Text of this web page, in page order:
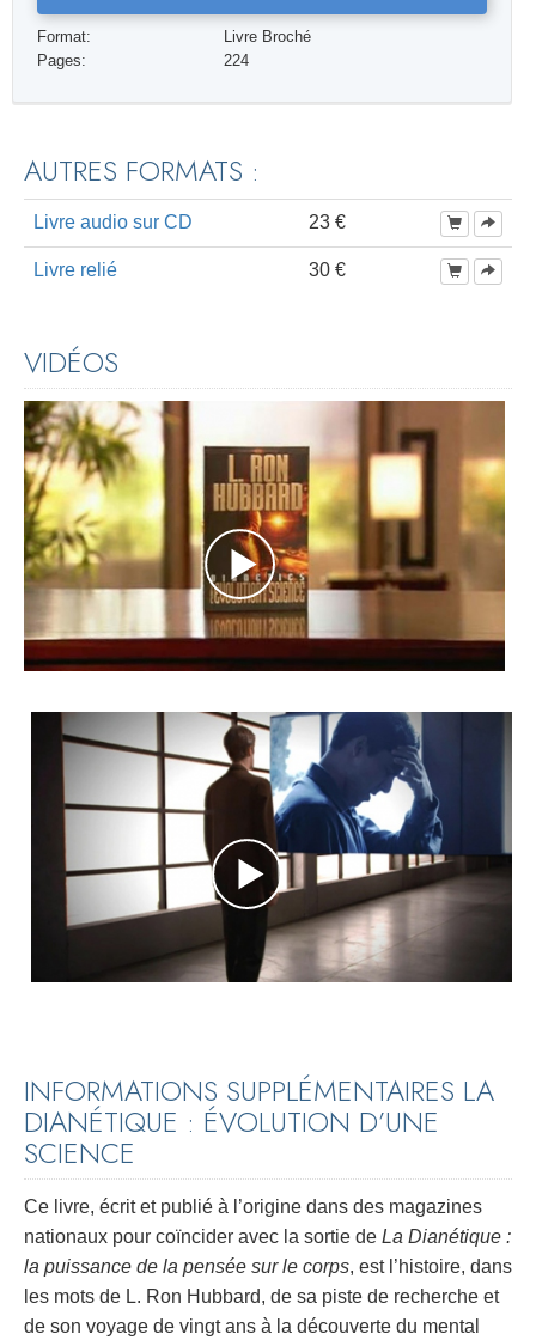
Format:
Livre Broché
Pages:
224
AUTRES FORMATS :
Livre audio sur CD 23 €
Livre relié 30 €
VIDÉOS
INFORMATIONS SUPPLÉMENTAIRES LA
DIANÉTIQUE : ÉVOLUTION D’UNE
SCIENCE
Ce livre, écrit et publié à l’origine dans des magazines
nationaux pour coïncider avec la sortie de La Dianétique :
la puissance de la pensée sur le corps, est l’histoire, dans
les mots de L. Ron Hubbard, de sa piste de recherche et
de son voyage de vingt ans à la découverte du mental